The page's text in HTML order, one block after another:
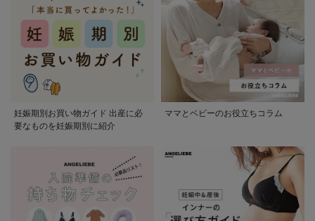
妊娠期別お買い物ガイド 出産に必
要なものを妊娠期別に紹介
ママとベビーのお役立ちコラム